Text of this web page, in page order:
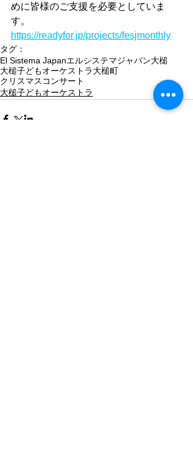
めに皆様のご支援を必要としていま
す。
https://readyfor.jp/projects/fesjmonthly
タグ：
El Sistema Japanエルシステマジャパン大槌
大槌子どもオーケストラ大槌町
クリスマスコンサート
大槌子どもオーケストラ